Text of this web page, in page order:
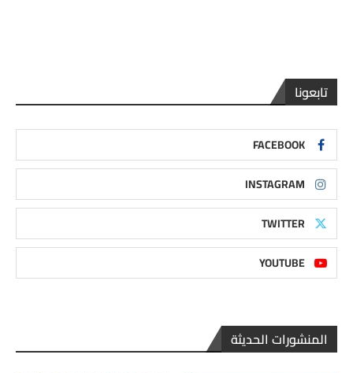
تابعونا
FACEBOOK
INSTAGRAM
TWITTER
YOUTUBE
المنشورات الحديثة